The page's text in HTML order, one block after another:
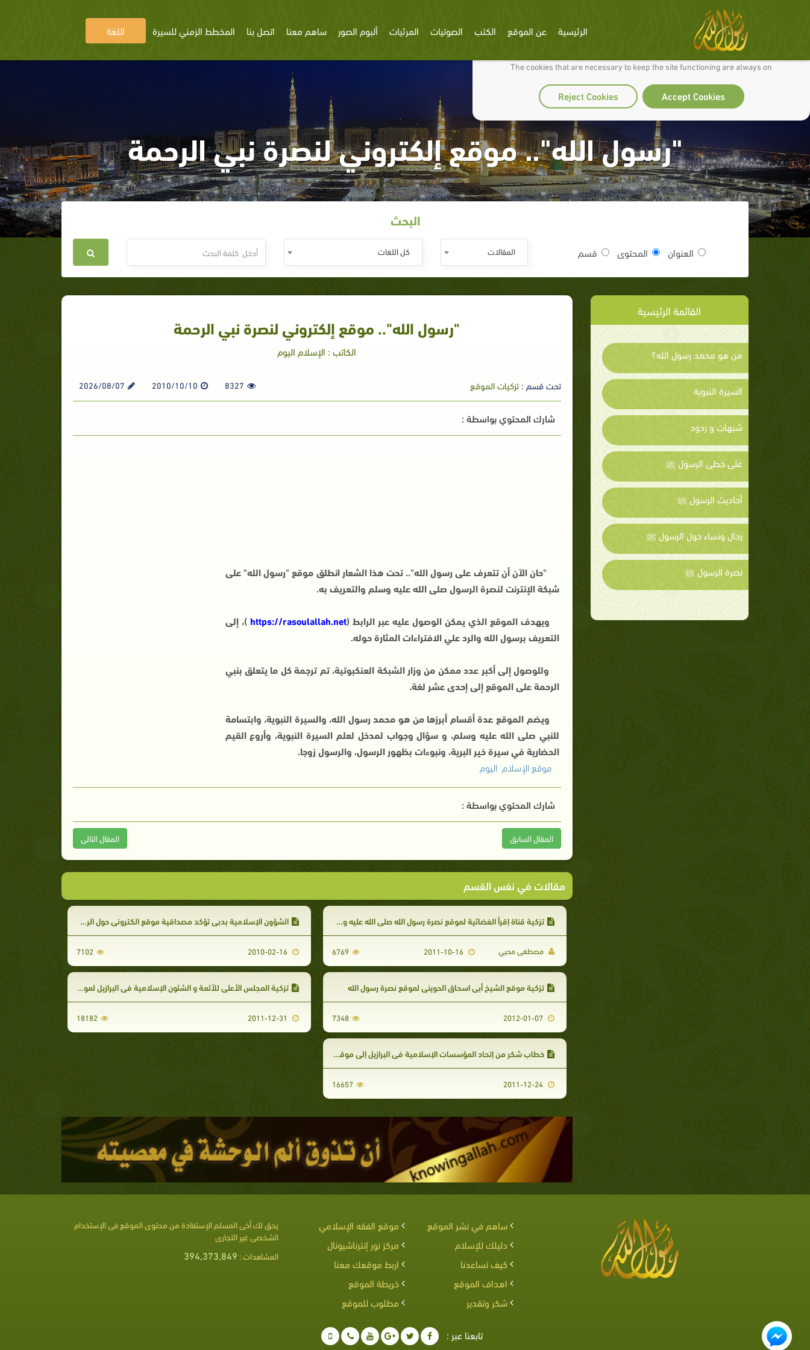
We use cookies to make our site work well for you and so we can continually improve it.
The cookies that are necessary to keep the site functioning are always on
Accept Cookies
Reject Cookies
الرئيسية عن الموقع الكتب الصوتيات المرئيات ألبوم الصور ساهم معنا اتصل بنا المخطط الزمني للسيرة اللغة
"رسول الله".. موقع إلكتروني لنصرة نبي الرحمة
البحث
العنوان المحتوى قسم المقالات كل اللغات
القائمة الرئيسية
من هو محمد رسول الله؟
السيرة النبوية
شبهات و ردود
على خطى الرسول ﷺ
أحاديث الرسول ﷺ
رجال ونساء حول الرسول ﷺ
نصرة الرسول ﷺ
"رسول الله".. موقع إلكتروني لنصرة نبي الرحمة
الكاتب : الإسلام اليوم
تحت قسم :تزكيات الموقع 8327
2010/10/10
2026/08/07
شارك المحتوي بواسطة :
"حان الآن أن تتعرف على رسول الله".. تحت هذا الشعار انطلق موقع "رسول الله" على
شبكة الإنترنت لنصرة الرسول صلى الله عليه وسلم والتعريف به.
ويهدف الموقع الذي يمكن الوصول عليه عبر الرابط (https://rasoulallah.net )، إلى
التعريف برسول الله والرد علي الافتراءات المثارة حوله.
وللوصول إلى أكبر عدد ممكن من وزار الشبكة العنكبوتية، تم ترجمة كل ما يتعلق بنبي
الرحمة على الموقع إلى إحدى عشر لغة.
ويضم الموقع عدة أقسام أبرزها من هو محمد رسول الله، والسيرة النبوية، وابتسامة
للنبي صلى الله عليه وسلم، و سؤال وجواب لمدخل لعلم السيرة النبوية، وأروع القيم
الحضارية في سيرة خير البرية، ونبوءات بظهور الرسول، والرسول زوجا.
موقع الإسلام اليوم
شارك المحتوي بواسطة :
المقال السابق المقال التالى
مقالات في نفس القسم
تزكية قناة إقرأ الفضائية لموقع نصرة رسول الله صلى الله عليه وسلم
مصطفى محيي 2011-10-16
6769
الشؤون الإسلامية بدبي تؤكد مصداقية موقع الكتروني حول الرسول
2010-02-16
7102
تزكية موقع الشيخ أبي اسحاق الحويني لموقع نصرة رسول الله
7348
تزكية المجلس الأعلى للأئمة و الشئون الإسلامية في البرازيل لموقع نصرة رسول الله
18182
خطاب شكر من إتحاد المؤسسات الإسلامية في البرازيل إلى موقع النصرة‏
2011-12-24
16657
ساهم في نشر الموقع
موقع الفقه الإسلامي
دليلك للإسلام
مركز نور إنترناشيونال
كيف تساعدنا
اربط موقعك معنا
اهداف الموقع
خريطة الموقع
شكر وتقدير
مطلوب للموقع
يحق لك أخى المسلم الإستفادة من محتوى الموقع فى الإستخدام
الشخصى غير التجارى
المشاهدات : 394,373,849
تابعنا عبر :